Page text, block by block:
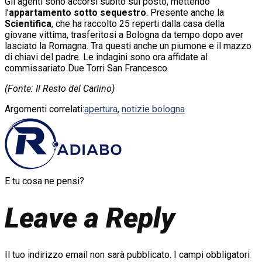
l’appartamento sotto sequestro. Presente anche la
Scientifica, che ha raccolto 25 reperti dalla casa della
giovane vittima, trasferitosi a Bologna da tempo dopo aver
lasciato la Romagna. Tra questi anche un piumone e il mazzo
di chiavi del padre. Le indagini sono ora affidate al
commissariato Due Torri San Francesco.
(Fonte: Il Resto del Carlino)
Argomenti correlati:apertura, notizie bologna
E tu cosa ne pensi?
Leave a Reply
Il tuo indirizzo email non sarà pubblicato. I campi obbligatori